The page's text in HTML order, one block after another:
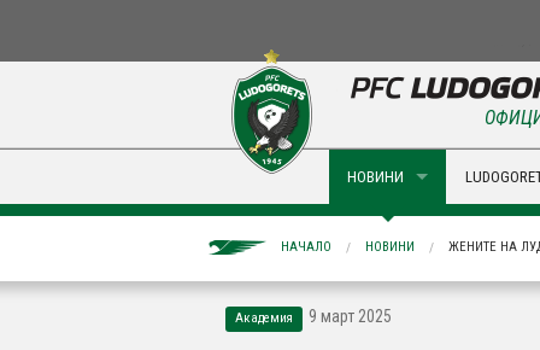
НОВИНИ
НАЧАЛО НОВИНИ ЖЕНИТЕ НА
Академия 9 март 2025